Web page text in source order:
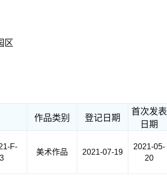
区
作品类别 登记日期
首次发表
日期
F-
美术作品 2021-07-19
2021-05-
20